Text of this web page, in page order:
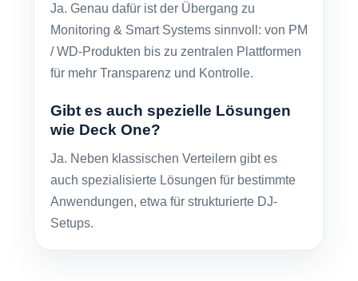
Ja. Genau dafür ist der Übergang zu
Monitoring & Smart Systems sinnvoll: von PM
/ WD-Produkten bis zu zentralen Plattformen
für mehr Transparenz und Kontrolle.
Gibt es auch spezielle Lösungen
wie Deck One?
Ja. Neben klassischen Verteilern gibt es
auch spezialisierte Lösungen für bestimmte
Anwendungen, etwa für strukturierte DJ-
Setups.